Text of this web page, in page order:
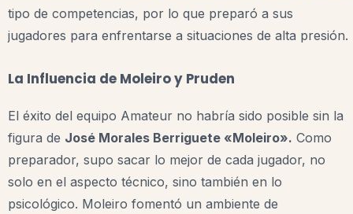
tipo de competencias, por lo que preparó a sus
jugadores para enfrentarse a situaciones de alta presión.
La Influencia de Moleiro y Pruden
El éxito del equipo Amateur no habría sido posible sin la
figura de José Morales Berriguete «Moleiro». Como
preparador, supo sacar lo mejor de cada jugador, no
solo en el aspecto técnico, sino también en lo
psicológico. Moleiro fomentó un ambiente de